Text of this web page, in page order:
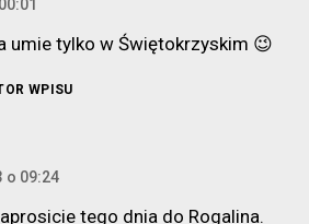
umie tylko w Świętokrzyskim 😉
WPISU
o 09:24
tego dnia do Rogalina.